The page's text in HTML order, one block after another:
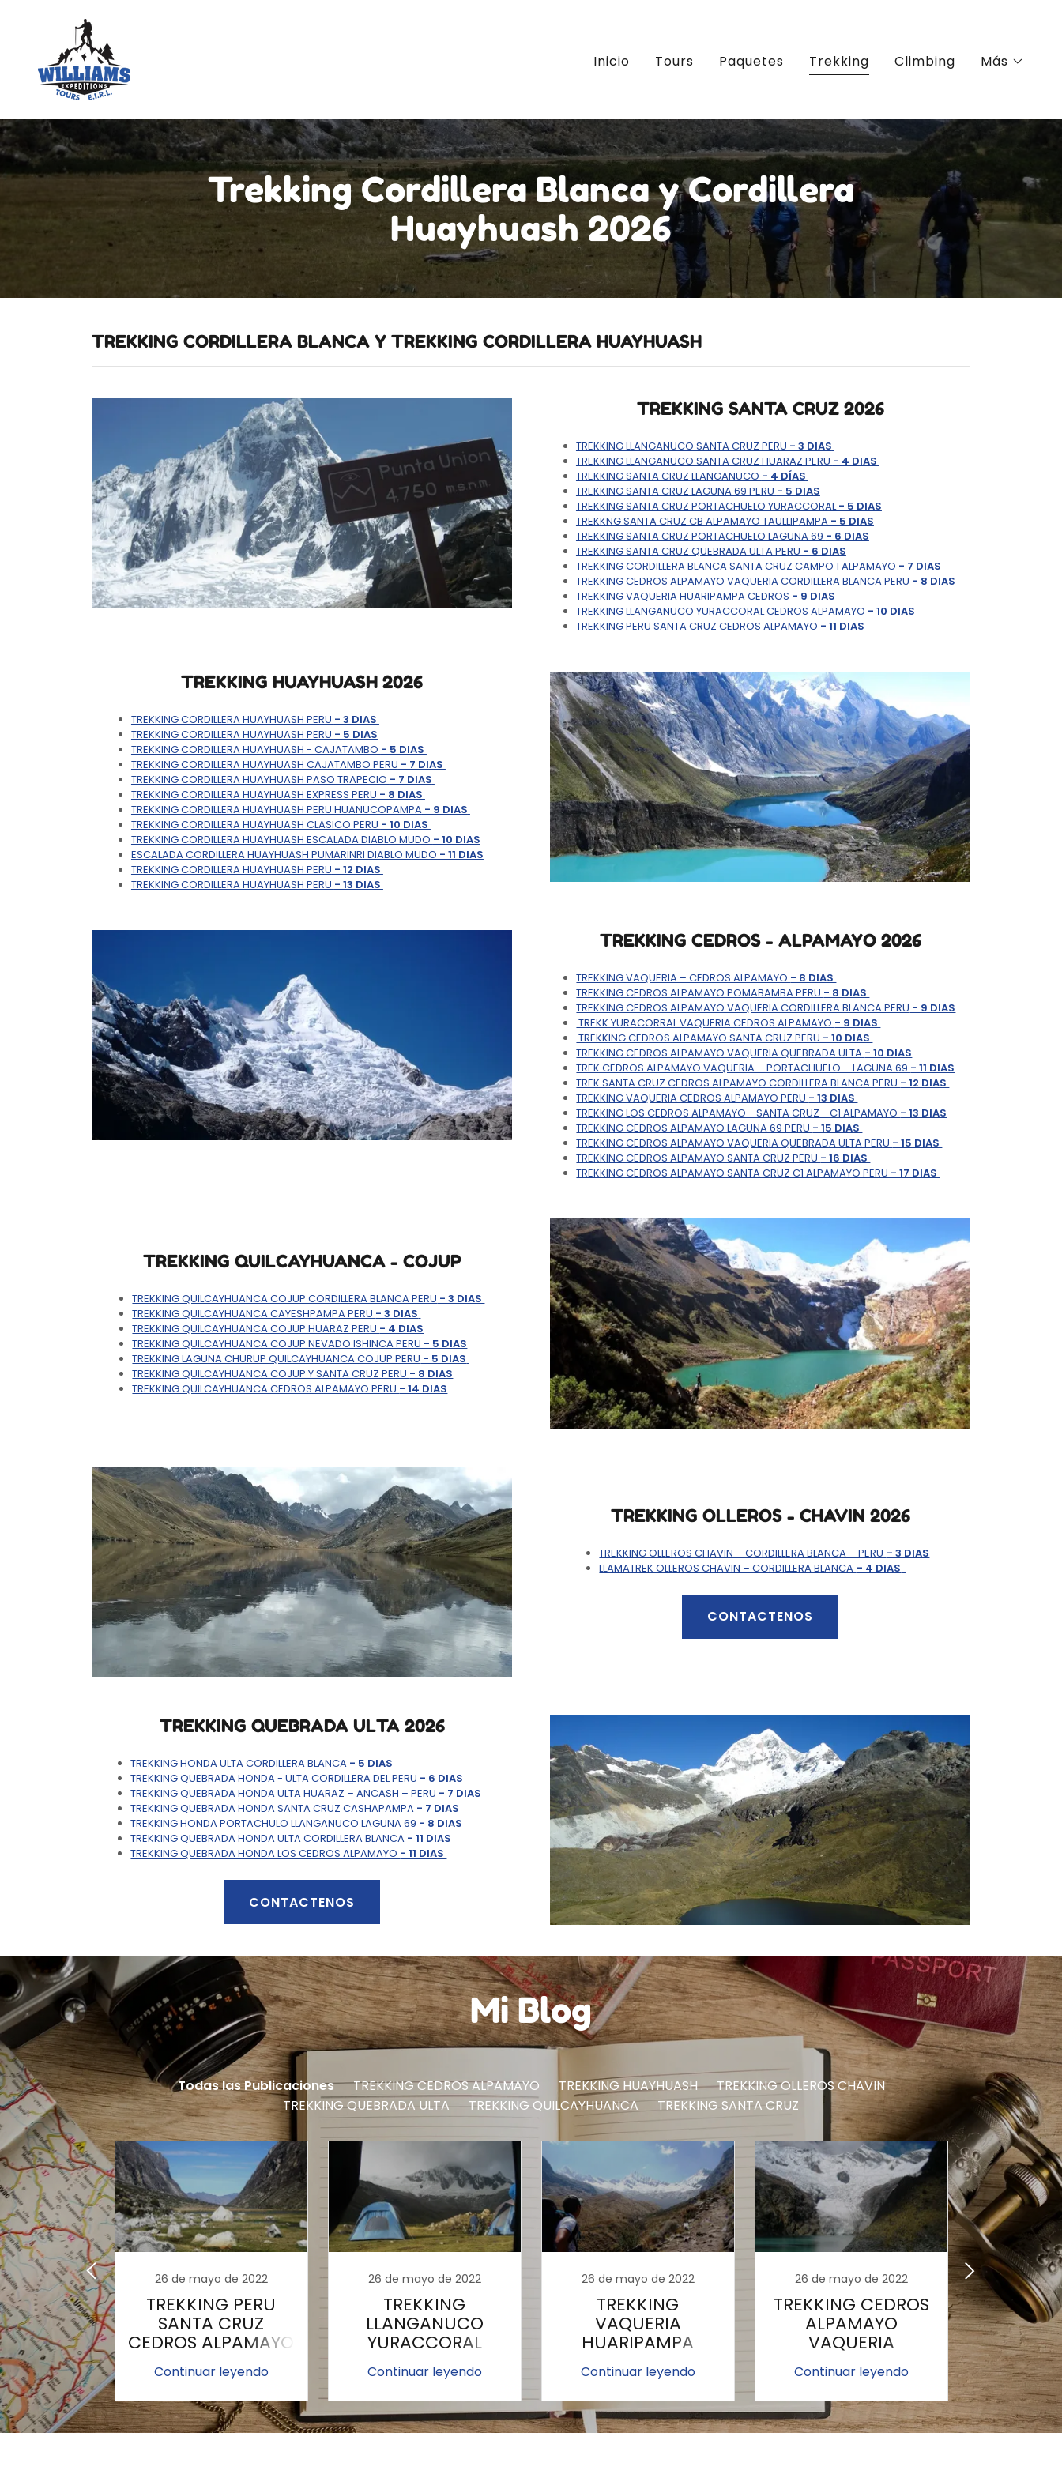
Inicio Tours Paquetes Trekking Climbing Más
Trekking Cordillera Blanca y Cordillera
Huayhuash 2026
TREKKING CORDILLERA BLANCA Y TREKKING CORDILLERA HUAYHUASH
TREKKING SANTA CRUZ 2026
TREKKING LLANGANUCO SANTA CRUZ PERU - 3 DIAS
TREKKING LLANGANUCO SANTA CRUZ HUARAZ PERU - 4 DIAS
TREKKING SANTA CRUZ LLANGANUCO - 4 DÍAS
TREKKING SANTA CRUZ LAGUNA 69 PERU - 5 DIAS
TREKKING SANTA CRUZ PORTACHUELO YURACCORAL- 5 DIAS
TREKKNG SANTA CRUZ CB ALPAMAYO TAULLIPAMPA - 5 DIAS
TREKKING SANTA CRUZ PORTACHUELO LAGUNA 69 - 6 DIAS
TREKKING SANTA CRUZ QUEBRADA ULTA PERU - 6 DIAS
TREKKING CORDILLERA BLANCA SANTA CRUZ CAMPO 1 ALPAMAYO - 7 DIAS
TREKKING CEDROS ALPAMAYO VAQUERIA CORDILLERA BLANCA PERU - 8 DIAS
TREKKING VAQUERIA HUARIPAMPA CEDROS - 9 DIAS
TREKKING LLANGANUCO YURACCORAL CEDROS ALPAMAYO - 10 DIAS
TREKKING PERU SANTA CRUZ CEDROS ALPAMAYO - 11 DIAS
TREKKING HUAYHUASH 2026
TREKKING CORDILLERA HUAYHUASH PERU - 3 DIAS
TREKKING CORDILLERA HUAYHUASH PERU - 5 DIAS
TREKKING CORDILLERA HUAYHUASH - CAJATAMBO - 5 DIAS
TREKKING CORDILLERA HUAYHUASH CAJATAMBO PERU - 7 DIAS
TREKKING CORDILLERA HUAYHUASH PASO TRAPECIO - 7 DIAS
TREKKING CORDILLERA HUAYHUASH EXPRESS PERU - 8 DIAS
TREKKING CORDILLERA HUAYHUASH PERU HUANUCOPAMPA- 9 DIAS
TREKKING CORDILLERA HUAYHUASH CLASICO PERU - 10 DIAS
TREKKING CORDILLERA HUAYHUASH ESCALADA DIABLO MUDO - 10 DIAS
ESCALADA CORDILLERA HUAYHUASH PUMARINRI DIABLO MUDO - 11 DIAS
TREKKING CORDILLERA HUAYHUASH PERU - 12 DIAS
TREKKING CORDILLERA HUAYHUASH PERU - 13 DIAS
TREKKING CEDROS - ALPAMAYO 2026
TREKKING VAQUERIA – CEDROS ALPAMAYO - 8 DIAS
TREKKING CEDROS ALPAMAYO POMABAMBA PERU - 8 DIAS
TREKKING CEDROS ALPAMAYO VAQUERIA CORDILLERA BLANCA PERU - 9 DIAS
TREKK YURACORRAL VAQUERIA CEDROS ALPAMAYO - 9 DIAS
TREKKING CEDROS ALPAMAYO SANTA CRUZ PERU - 10 DIAS
TREKKING CEDROS ALPAMAYO VAQUERIA QUEBRADA ULTA - 10 DIAS
TREK CEDROS ALPAMAYO VAQUERIA – PORTACHUELO – LAGUNA 69 - 11 DIAS
TREK SANTA CRUZ CEDROS ALPAMAYO CORDILLERA BLANCA PERU - 12 DIAS
TREKKING VAQUERIA CEDROS ALPAMAYO PERU - 13 DIAS
TREKKING LOS CEDROS ALPAMAYO - SANTA CRUZ - C1 ALPAMAYO - 13 DIAS
TREKKING CEDROS ALPAMAYO LAGUNA 69 PERU - 15 DIAS
TREKKING CEDROS ALPAMAYO VAQUERIA QUEBRADA ULTA PERU - 15 DIAS
TREKKING CEDROS ALPAMAYO SANTA CRUZ PERU - 16 DIAS
TREKKING CEDROS ALPAMAYO SANTA CRUZ C1 ALPAMAYO PERU - 17 DIAS
TREKKING QUILCAYHUANCA - COJUP
TREKKING QUILCAYHUANCA COJUP CORDILLERA BLANCA PERU - 3 DIAS
TREKKING QUILCAYHUANCA CAYESHPAMPA PERU - 3 DIAS
TREKKING QUILCAYHUANCA COJUP HUARAZ PERU - 4 DIAS
TREKKING QUILCAYHUANCA COJUP NEVADO ISHINCA PERU - 5 DIAS
TREKKING LAGUNA CHURUP QUILCAYHUANCA COJUP PERU - 5 DIAS
TREKKING QUILCAYHUANCA COJUP Y SANTA CRUZ PERU - 8 DIAS
TREKKING QUILCAYHUANCA CEDROS ALPAMAYO PERU - 14 DIAS
TREKKING OLLEROS - CHAVIN 2026
TREKKING OLLEROS CHAVIN – CORDILLERA BLANCA – PERU – 3 DIAS
LLAMATREK OLLEROS CHAVIN – CORDILLERA BLANCA – 4 DIAS
CONTACTENOS
TREKKING QUEBRADA ULTA 2026
TREKKING HONDA ULTA CORDILLERA BLANCA - 5 DIAS
TREKKING QUEBRADA HONDA - ULTA CORDILLERA DEL PERU - 6 DIAS
TREKKING QUEBRADA HONDA ULTA HUARAZ – ANCASH – PERU - 7 DIAS
TREKKING QUEBRADA HONDA SANTA CRUZ CASHAPAMPA - 7 DIAS
TREKKING HONDA PORTACHULO LLANGANUCO LAGUNA 69 - 8 DIAS
TREKKING QUEBRADA HONDA ULTA CORDILLERA BLANCA - 11 DIAS
TREKKING QUEBRADA HONDA LOS CEDROS ALPAMAYO - 11 DIAS
CONTACTENOS
Mi Blog
Todas las Publicaciones TREKKING CEDROS ALPAMAYO TREKKING HUAYHUASH
TREKKING OLLEROS CHAVIN
TREKKING QUEBRADA ULTA
TREKKING QUILCAYHUANCA TREKKING SANTA CRUZ
de 2022
HONDA
5 DIAS
leyendo
26 de mayo de 2022
TREKKING PERU
SANTA CRUZ
CEDROS ALPAMAYO
- 11 DIAS
Continuar leyendo
26 de mayo de 2022
TREKKING
LLANGANUCO
YURACCORAL
CEDROS ALPAMAYO
- 10 DIAS
Continuar leyendo
26 de mayo de 2022
TREKKING
VAQUERIA
HUARIPAMPA
CEDROS - 9 DIAS
Continuar leyendo
26 de mayo de 2022
TREKKING CEDROS
ALPAMAYO
VAQUERIA
CORDILLERA
BLANCA PERU - 8
DIAS
Continuar leyendo
26 de
CRUZ